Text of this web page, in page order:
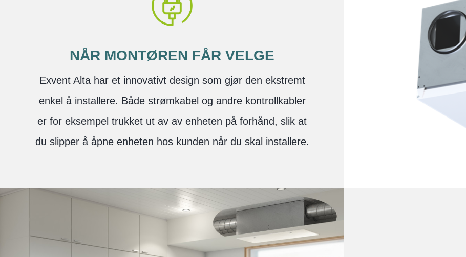
NÅR MONTØREN FÅR VELGE
Exvent Alta har et innovativt design som gjør den ekstremt
enkel å installere. Både strømkabel og andre kontrollkabler
er for eksempel trukket ut av av enheten på forhånd, slik at
du slipper å åpne enheten hos kunden når du skal installere.